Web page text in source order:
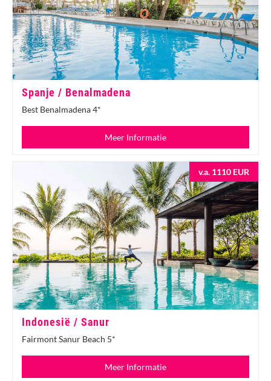
Spanje / Benalmadena
Best Benalmadena 4*
Meer Informatie
v.a. 1110 EUR
Indonesië / Sanur
Fairmont Sanur Beach 5*
Meer Informatie